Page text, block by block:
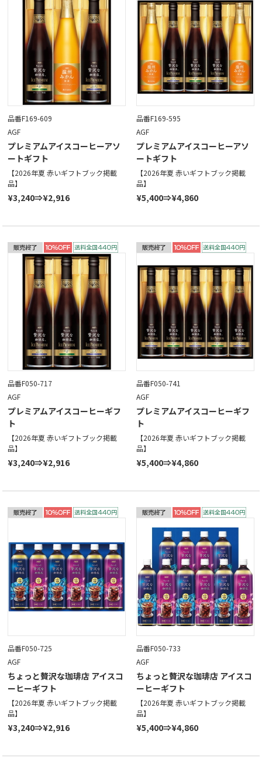
品番F169-609
AGF
プレミアムアイスコーヒーアソ
ートギフト
【2026年夏 赤いギフトブック掲載
品】
¥3,240⇒¥2,916
品番F169-595
AGF
プレミアムアイスコーヒーアソ
ートギフト
【2026年夏 赤いギフトブック掲載
品】
¥5,400⇒¥4,860
品番F050-717
AGF
プレミアムアイスコーヒーギフ
ト
【2026年夏 赤いギフトブック掲載
品】
¥3,240⇒¥2,916
品番F050-741
AGF
プレミアムアイスコーヒーギフ
ト
【2026年夏 赤いギフトブック掲載
品】
¥5,400⇒¥4,860
品番F050-725
AGF
ちょっと贅沢な珈琲店 アイスコ
ーヒーギフト
【2026年夏 赤いギフトブック掲載
品】
¥3,240⇒¥2,916
品番F050-733
AGF
ちょっと贅沢な珈琲店 アイスコ
ーヒーギフト
【2026年夏 赤いギフトブック掲載
品】
¥5,400⇒¥4,860